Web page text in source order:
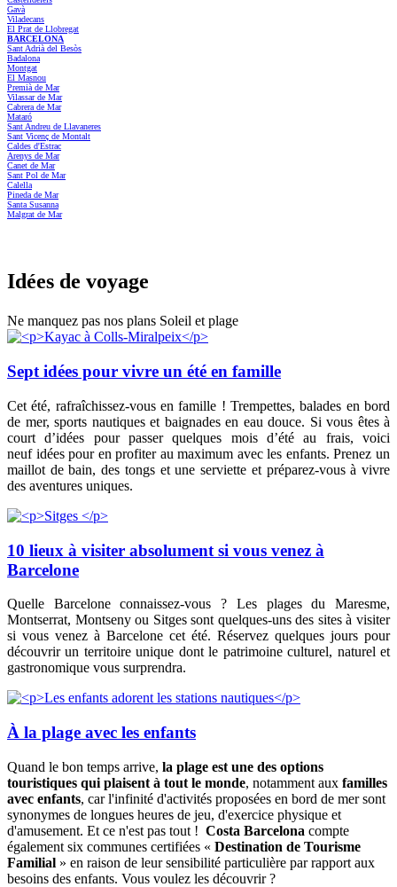
Gavà
Viladecans
El Prat de Llobregat
BARCELONA
Sant Adrià del Besòs
Badalona
Montgat
El Masnou
Premià de Mar
Vilassar de Mar
Cabrera de Mar
Mataró
Sant Andreu de Llavaneres
Sant Vicenç de Montalt
Caldes d'Estrac
Arenys de Mar
Canet de Mar
Sant Pol de Mar
Calella
Pineda de Mar
Santa Susanna
Malgrat de Mar
Idées de voyage
Ne manquez pas nos plans Soleil et plage
Sept idées pour vivre un été en famille
Cet été, rafraîchissez-vous en famille ! Trempettes, balades en bord
de mer, sports nautiques et baignades en eau douce. Si vous êtes à
court d’idées pour passer quelques mois d’été au frais, voici
neuf idées pour en profiter au maximum avec les enfants. Prenez un
maillot de bain, des tongs et une serviette et préparez-vous à vivre
des aventures uniques.
10 lieux à visiter absolument si vous venez à
Barcelone
Quelle Barcelone connaissez-vous ? Les plages du Maresme,
Montserrat, Montseny ou Sitges sont quelques-uns des sites à visiter
si vous venez à Barcelone cet été. Réservez quelques jours pour
découvrir un territoire unique dont le patrimoine culturel, naturel et
gastronomique vous surprendra.
À la plage avec les enfants
Quand le bon temps arrive, la plage est une des options
touristiques qui plaisent à tout le monde, notamment aux familles
avec enfants, car l'infinité d'activités proposées en bord de mer sont
synonymes de longues heures de jeu, d'exercice physique et
d'amusement. Et ce n'est pas tout ! Costa Barcelona compte
également six communes certifiées « Destination de Tourisme
Familial » en raison de leur sensibilité particulière par rapport aux
besoins des enfants. Vous voulez les découvrir ?